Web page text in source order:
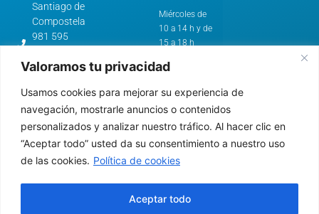
Valoramos tu privacidad
Usamos cookies para mejorar su experiencia de
navegación, mostrarle anuncios o contenidos
personalizados y analizar nuestro tráfico. Al hacer clic en
“Aceptar todo” usted da su consentimiento a nuestro uso
de las cookies. Política de cookies
Aceptar todo
Santiago de
Compostela
981 595
cstg@comc.es
de
Esteiro,
61.
15403 -
Ferrol
Miércoles de
10 a 14 h y de
15 a 18 h
Horario de
A Coruña y
Santiago de
De lunes a